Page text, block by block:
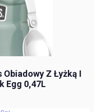
Z Łyżką I
Egg 0,47L